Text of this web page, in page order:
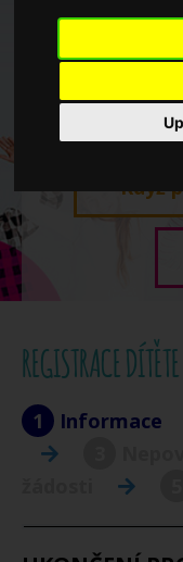
Dny
Když
REGISTRACE
1 Informace